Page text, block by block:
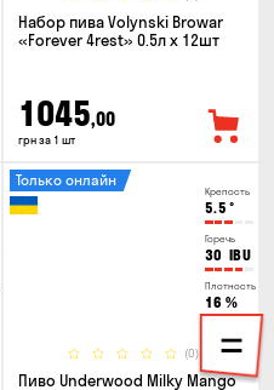
Набор пива Volynski Browar
«Forever 4rest» 0.5л х 12шт
1045,00
грн за 1 шт
Крепость
5.5 °
Горечь
30 IBU
Плотность
16 %
(0)
Только онлайн
Пиво Underwood Milky Mango